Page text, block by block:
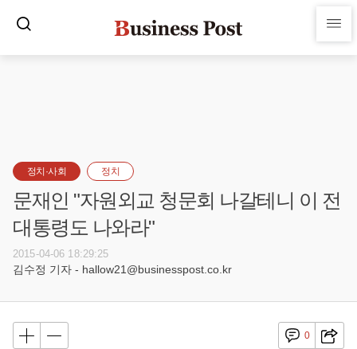
정치·사회 정치
문재인 "자원외교 청문회 나갈테니 이 전
대통령도 나와라"
2015-04-06 18:29:25
김수정 기자 - hallow21@businesspost.co.kr
0